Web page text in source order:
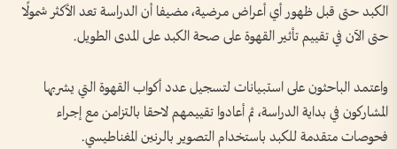
الكبد حتى قبل ظهور أي أعراض مرضية، مضيفا أن الدراسة تعد الأكثر شمولًا
حتى الآن في تقييم تأثير القهوة على صحة الكبد على المدى الطويل.
واعتمد الباحثون على استبيانات لتسجيل عدد أكواب القهوة التي يشربها
المشاركون في بداية الدراسة، ثم أعادوا تقييمهم لاحقا بالتزامن مع إجراء
فحوصات متقدمة للكبد باستخدام التصوير بالرنين المغناطيسي.